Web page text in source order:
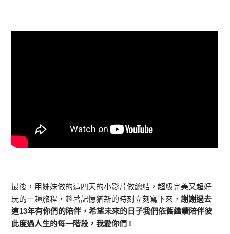
最後，用姊妹做的這四天的小影片做總結，超級完美又超好
玩的一趟旅程，趁著記憶猶新的時刻立刻寫下來，謝謝過去
這13年有你們的陪伴，希望未來的日子我們依舊繼續陪伴彼
此度過人生的每一階段，我愛你們 !